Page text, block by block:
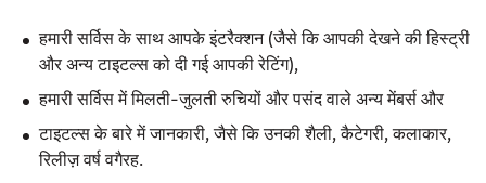
हमारी सर्विस के साथ आपके इंटरैक्शन (जैसे कि आपकी देखने की हिस्ट्री
और अन्य टाइटल्स को दी गई आपकी रेटिंग),
हमारी सर्विस में मिलती-जुलती रुचियों और पसंद वाले अन्य मेंबर्स और
टाइटल्स के बारे में जानकारी, जैसे कि उनकी शैली, कैटेगरी, कलाकार,
रिलीज़ वर्ष वगैरह.